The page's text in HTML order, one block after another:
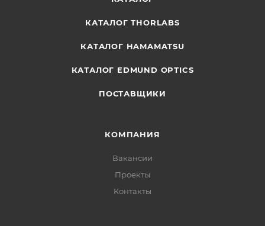
КАТАЛОГ THORLABS
КАТАЛОГ HAMAMATSU
КАТАЛОГ EDMUND OPTICS
ПОСТАВЩИКИ
КОМПАНИЯ
Вакансии
Проекты
Контакты